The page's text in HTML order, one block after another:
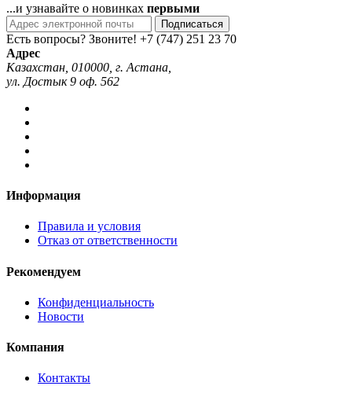
...и узнавайте о новинках первыми
Подписаться
Есть вопросы? Звоните! +7 (747) 251 23 70
Адрес
Казахстан, 010000, г. Астана,
ул. Достык 9 оф. 562
Информация
Правила и условия
Отказ от ответственности
Рекомендуем
Конфиденциальность
Новости
Компания
Контакты